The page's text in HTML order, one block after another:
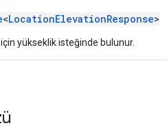
<LocationElevationResponse>
yükseklik isteğinde bulunur.